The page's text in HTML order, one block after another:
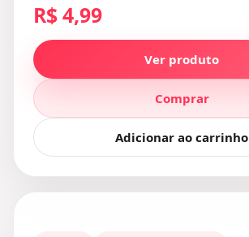
R$ 4,99
Ver produto
Comprar
Adicionar ao carrinho